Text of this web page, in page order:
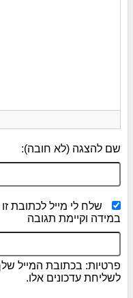
שם להצגה (לא חובה):
שלח לי מייל לכתובת
במידה וקיימת תגובה
פרטיות: בכתובת המייל
לשליחת עדכונים אלו.